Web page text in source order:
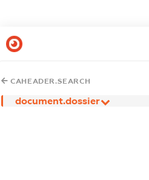
CAHEADER.SEARCH
document.dossier